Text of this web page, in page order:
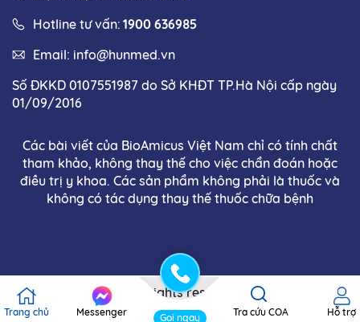
Hotline tư vấn: 1900 636985
Email: info@hunmed.vn
Số ĐKKD 0107551987 do Sở KHĐT TP.Hà Nội cấp ngày
01/09/2016
Các bài viết của BioAmicus Việt Nam chỉ có tính chất
tham khảo, không thay thế cho việc chẩn đoán hoặc
điều trị y khoa. Các sản phẩm không phải là thuốc và
không có tác dụng thay thế thuốc chữa bệnh
Copyright © 2025 . All rights reserved. Thiết kế và phát
triển bởi Bioamicus
Trang chủ Messenger Gọi ngay Tra cứu COA Hỗ trợ